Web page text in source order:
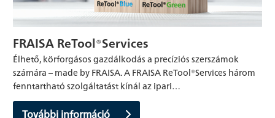
FRAISA ReTool®Services
Élhető, körforgásos gazdálkodás a precíziós szerszámok
számára – made by FRAISA. A FRAISA ReTool®Services három
fenntartható szolgáltatást kínál az ipari…
További információ